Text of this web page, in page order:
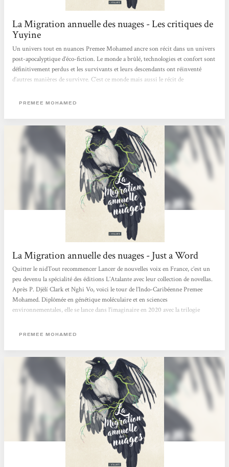
La Migration annuelle des nuages - Les critiques de
Yuyine
Un univers tout en nuances Premee Mohamed ancre son récit dans un univers
post-apocalyptique d’éco-fiction. Le monde a brûlé, technologies et confort sont
définitivement perdus et les survivants et leurs descendants ont réinventé
d’autres manières de survivre. C’est ce monde mais aussi le récit de
Reid. Un monde plein de nuances, avec des éléments évidemment très positifs
des aspects plus sombres comme un retour à...
PREMEE MOHAMED
La Migration annuelle des nuages - Just a Word
Quitter le nidTout recommencer Lancer de nouvelles voix en France, c’est un
peu devenu la spécialité des éditions L’Atalante avec leur collection de novellas.
Après P. Djèlí Clark et Nghi Vo, voici le tour de l’Indo-Caribéenne Premee
Mohamed. Diplômée en génétique moléculaire et en sciences
environnementales, elle se lance dans l’imaginaire en 2020 avec la trilogie
post-apocalyptique intitulé La Migration annuelle des nuages. C’est de ce
PREMEE MOHAMED